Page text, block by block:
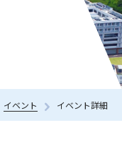
イベント イベント詳細